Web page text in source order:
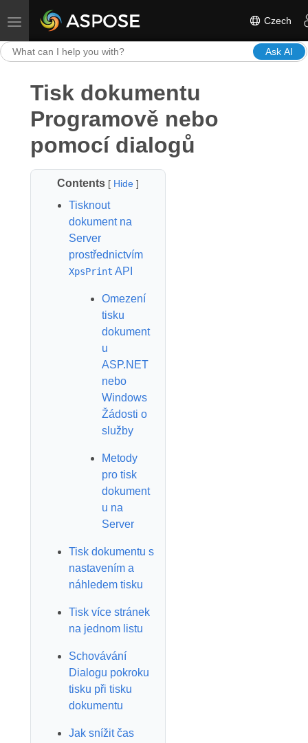
Toggle navigation Czech
Ask AI
Tisk dokumentu
Programově nebo
pomocí dialogů
Contents [ Hide]
Tisknout
dokument na
Server
prostřednictvím
XpsPrint API
Omezení
tisku
dokument
u
ASP.NET
nebo
Windows
Žádosti o
služby
Metody
pro tisk
dokument
u na
Server
Tisk dokumentu s
nastavením a
náhledem tisku
Tisk více stránek
na jednom listu
Schovávání
Dialogu pokroku
tisku při tisku
dokumentu
Jak snížit čas